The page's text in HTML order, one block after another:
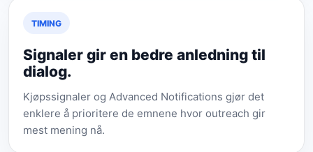
TIMING
Signaler gir en bedre anledning til
dialog.
Kjøpssignaler og Advanced Notifications gjør det
enklere å prioritere de emnene hvor outreach gir
mest mening nå.